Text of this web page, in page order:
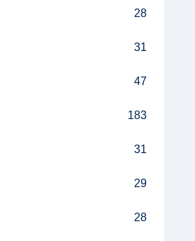
28
31
47
183
31
29
28